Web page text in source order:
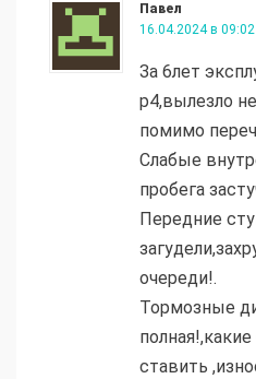
Павел
16.04.2024 в 09:02
За 6лет
р4,вылезло
помимо
Слабые
пробега
Передние
очереди!.
Тормозные
ставить